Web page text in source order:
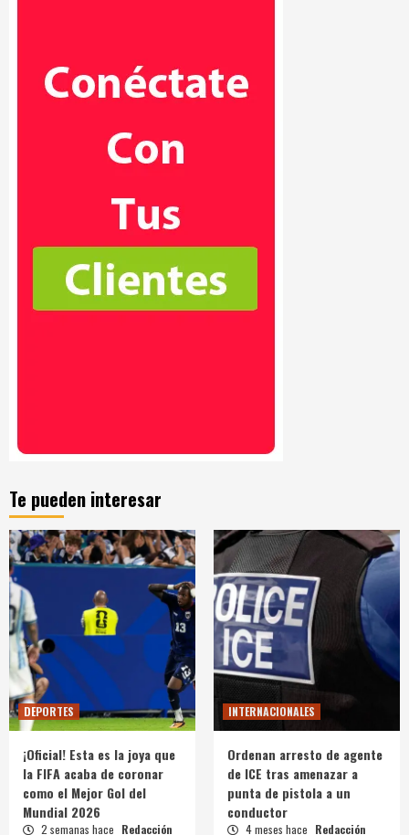
Te pueden interesar
DEPORTES
¡Oficial! Esta es la joya que
la FIFA acaba de coronar
como el Mejor Gol del
Mundial 2026
2 semanas hace Redacción
INTERNACIONALES
Ordenan arresto de agente
de ICE tras amenazar a
punta de pistola a un
conductor
4 meses hace Redacción